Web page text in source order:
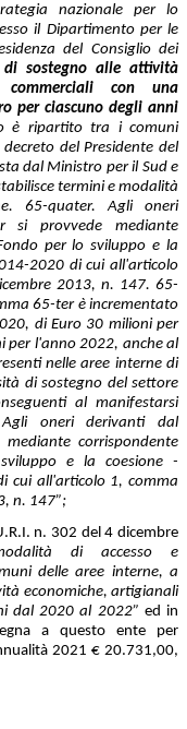
nazionale per lo
il Dipartimento per le
del Consiglio dei
di sostegno alle attività
commerciali con una
per ciascuno degli anni
è ripartito tra i comuni
del Presidente del
dal Ministro per il Sud e
termini e modalità
65-quater. Agli oneri
si provvede mediante
per lo sviluppo e la
2020 di cui all'articolo
2013, n. 147. 65-
65-ter è incrementato
di Euro 30 milioni per
per l'anno 2022, anche al
nelle aree interne di
di sostegno del settore
al manifestarsi
oneri derivanti dal
corrispondente
e la coesione -
cui all'articolo 1, comma
n. 147”;
n. 302 del 4 dicembre
di accesso e
delle aree interne, a
economiche, artigianali
dal 2020 al 2022” ed in
a questo ente per
2021 € 20.731,00,